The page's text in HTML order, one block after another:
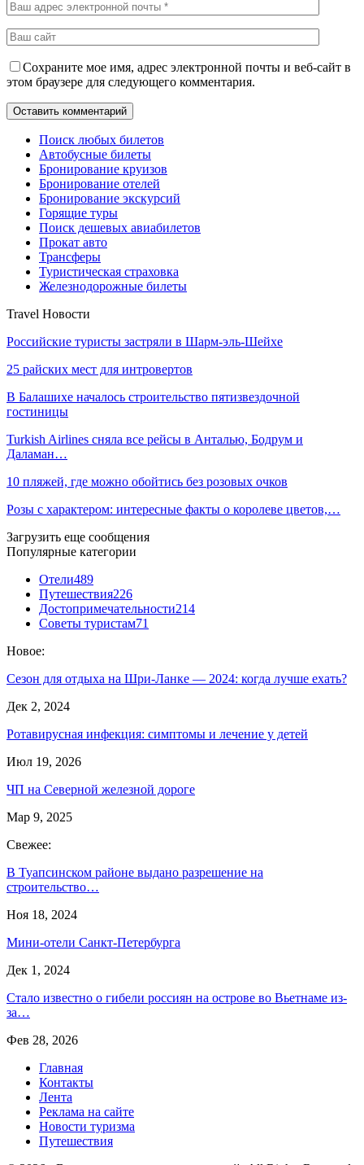
Сохраните мое имя, адрес электронной почты и веб-сайт в
этом браузере для следующего комментария.
Поиск любых билетов
Автобусные билеты
Бронирование круизов
Бронирование отелей
Бронирование экскурсий
Горящие туры
Поиск дешевых авиабилетов
Прокат авто
Трансферы
Туристическая страховка
Железнодорожные билеты
Travel Новости
Российские туристы застряли в Шарм-эль-Шейхе
25 райских мест для интровертов
В Балашихе началось строительство пятизвездочной
гостиницы
Turkish Airlines сняла все рейсы в Анталью, Бодрум и
Даламан…
10 пляжей, где можно обойтись без розовых очков
Розы с характером: интересные факты о королеве цветов,…
Загрузить еще сообщения
Популярные категории
Отели489
Путешествия226
Достопримечательности214
Советы туристам71
Новое:
Сезон для отдыха на Шри-Ланке — 2024: когда лучше ехать?
Дек 2, 2024
Ротавирусная инфекция: симптомы и лечение у детей
Июл 19, 2026
ЧП на Северной железной дороге
Мар 9, 2025
Свежее:
В Туапсинском районе выдано разрешение на
строительство…
Ноя 18, 2024
Мини-отели Санкт-Петербурга
Дек 1, 2024
Стало известно о гибели россиян на острове во Вьетнаме из-
за…
Фев 28, 2026
Главная
Контакты
Лента
Реклама на сайте
Новости туризма
Путешествия